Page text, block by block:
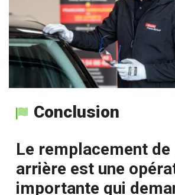
Conclusion
Le remplacement
arrière est une
importante qui